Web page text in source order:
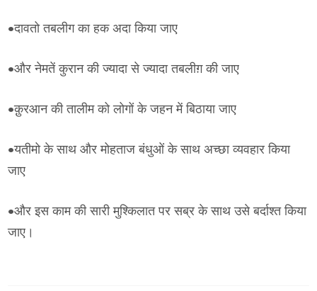
•दावतो तबलीग का हक अदा किया जाए
•और नेमतें कुरान की ज्यादा से ज्यादा तबलीग़ की जाए
•क़ुरआन की तालीम को लोगों के जहन में बिठाया जाए
•यतीमो के साथ और मोहताज बंधुओं के साथ अच्छा व्यवहार किया
जाए
•और इस काम की सारी मुश्किलात पर सब्र के साथ उसे बर्दाश्त किया
जाए।